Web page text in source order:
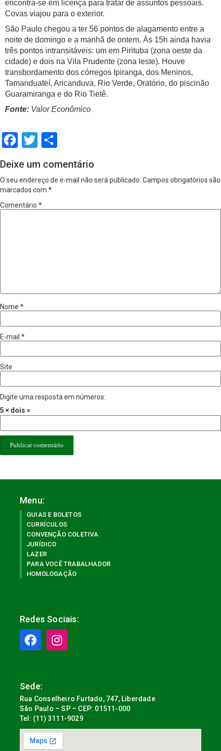
encontra-se em licença para tratar de assuntos pessoais.
Covas viajou para o exterior.
São Paulo chegou a ter 56 pontos de alagamento entre a
noite de domingo e a manhã de ontem. Às 15h ainda havia
três pontos intransitáveis: um em Pirituba (zona oeste da
cidade) e dois na Vila Prudente (zona leste). Houve
transbordamento dos córregos Ipiranga, dos Meninos,
Tamanduateí, Aricanduva, Rio Verde, Oratório, do piscinão
Guaramiranga e do Rio Tietê.
Fonte: Valor Econômico
Facebook
Twitter
Deixe um comentário
O seu endereço de e-mail não será publicado. Campos obrigatórios são
marcados com *
Comentário *
Nome *
E-mail *
Site
Digite uma resposta em números:
5 × dois =
Menu:
GUIAS E BOLETOS
CURRÍCULOS
CONVENÇÃO COLETIVA
JURÍDICO
LAZER
PARA VOCÊ TRABALHADOR
HOMOLOGAÇÃO
Redes Sociais:
Sede:
Rua Conselheiro Furtado, 747, Liberdade
São Paulo – SP – CEP: 01511-000
Tel: (11) 3111-9029